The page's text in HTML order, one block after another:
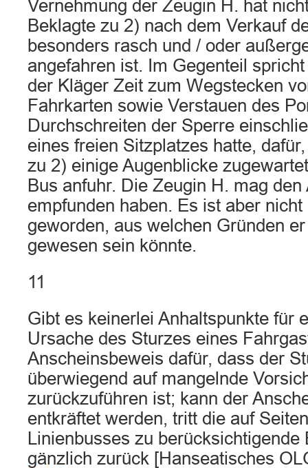
Vernehmung der Zeugin H. hat
Beklagte zu 2) nach dem Verkauf
besonders rasch und / oder
angefahren ist. Im Gegenteil
der Kläger Zeit zum Wegstecken
Fahrkarten sowie Verstauen des
Durchschreiten der Sperre
eines freien Sitzplatzes hatte,
zu 2) einige Augenblicke
Bus anfuhr. Die Zeugin H. mag
empfunden haben. Es ist aber
geworden, aus welchen Gründen
gewesen sein könnte.
11
Gibt es keinerlei Anhaltspunkte für
Ursache des Sturzes eines
Anscheinsbeweis dafür, dass der
überwiegend auf mangelnde
zurückzuführen ist; kann der
entkräftet werden, tritt die auf
Linienbusses zu berücksichtigende
gänzlich zurück [Hanseatisches